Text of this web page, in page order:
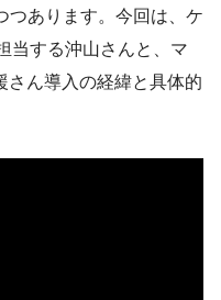
つあります。今回は、ケ
当する沖山さんと、マ
さん導入の経緯と具体的